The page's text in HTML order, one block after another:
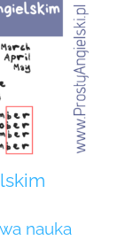
nauka